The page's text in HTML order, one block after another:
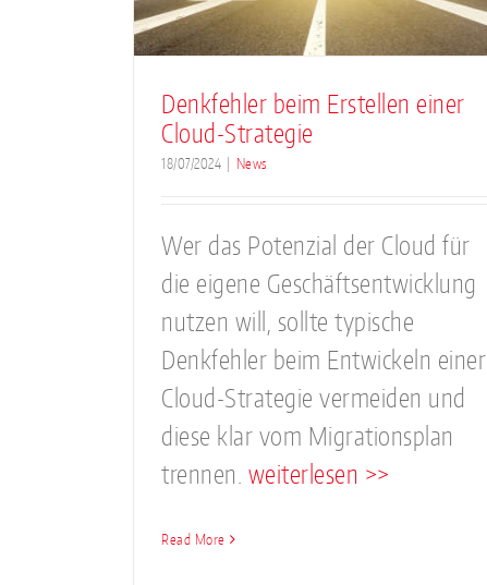
Denkfehler beim Erstellen einer
Cloud-Strategie
18/07/2024 News
Wer das Potenzial der Cloud für
die eigene Geschäftsentwicklung
nutzen will, sollte typische
Denkfehler beim Entwickeln einer
Cloud-Strategie vermeiden und
diese klar vom Migrationsplan
trennen. weiterlesen >>
Read More
News